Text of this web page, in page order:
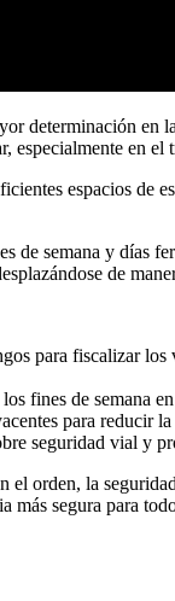
determinación
especialmente en
espacios
de semana y días
de
para fiscalizar
fines de semana
para reducir
seguridad vial y
orden, la
más segura para